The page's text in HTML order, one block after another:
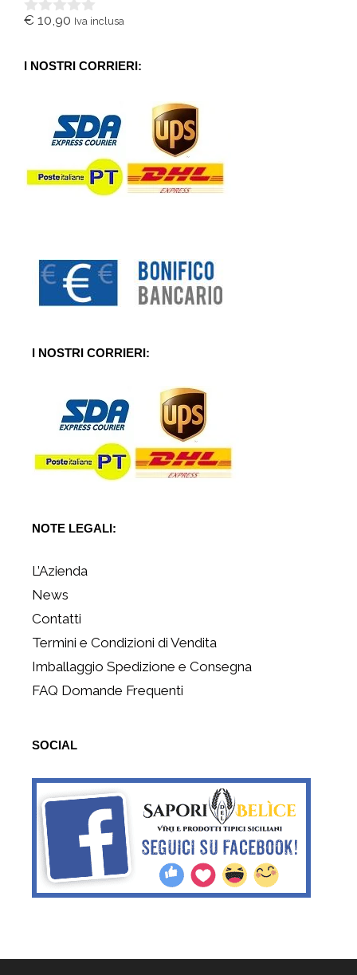
0
5
€ 10,90 Iva inclusa
I NOSTRI CORRIERI:
I NOSTRI CORRIERI:
NOTE LEGALI:
L’Azienda
News
Contatti
Termini e Condizioni di Vendita
Imballaggio Spedizione e Consegna
FAQ Domande Frequenti
SOCIAL